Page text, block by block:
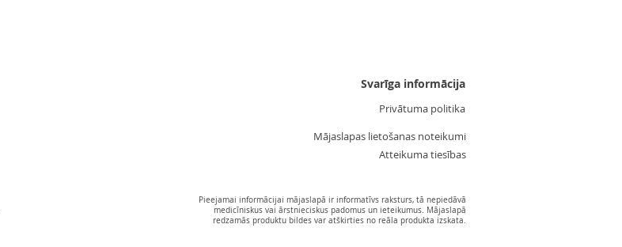
Svarīga informācija
Privātuma politika
Mājaslapas lietošanas noteikumi
Atteikuma tiesības
Pieejamai informācijai mājaslapā ir informatīvs raksturs, tā nepiedāvā
medicīniskus vai ārstnieciskus padomus un ieteikumus. Mājaslapā
redzamās produktu bildes var atškirties no reāla produkta izskata.